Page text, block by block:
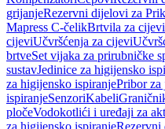
grijanjeRezervni dijelovi za
Mapress C-čelikBrtvila za
cijeviUčvršćenja za cijevi
brtveSet vijaka za prirubničke
sustavJedinice za higijensko
za higijensko ispiranjePribor za
ispiranjeSenzoriKabeli
pločeVodokotlići i uređaji za
za higijensko ispiranjeRezervni